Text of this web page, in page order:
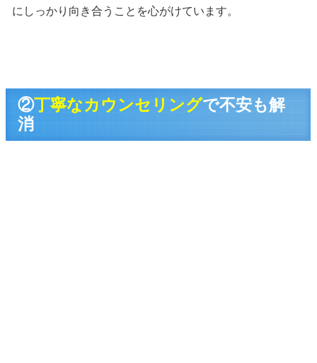
にしっかり向き合うことを心がけています。
②丁寧なカウンセリングで不安も解
消